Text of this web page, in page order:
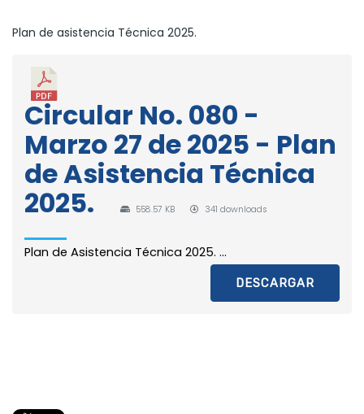
Plan de asistencia Técnica 2025.
Circular No. 080 -
Marzo 27 de 2025 - Plan
de Asistencia Técnica
2025.
558.57 KB 341 downloads
Plan de Asistencia Técnica 2025. ...
DESCARGAR